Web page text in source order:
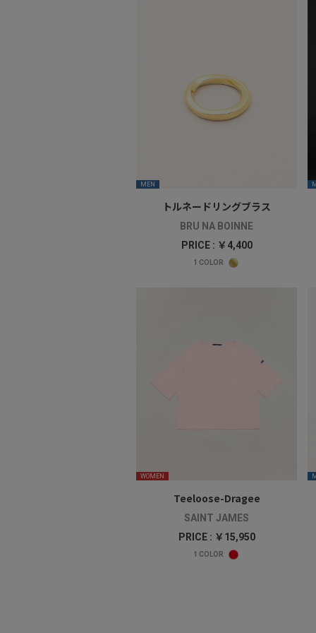
MEN
トルネードリングブラス
BRU NA BOINNE
PRICE : ￥4,400
1 COLOR
WOMEN
Teeloose-Dragee
SAINT JAMES
PRICE : ￥15,950
1 COLOR